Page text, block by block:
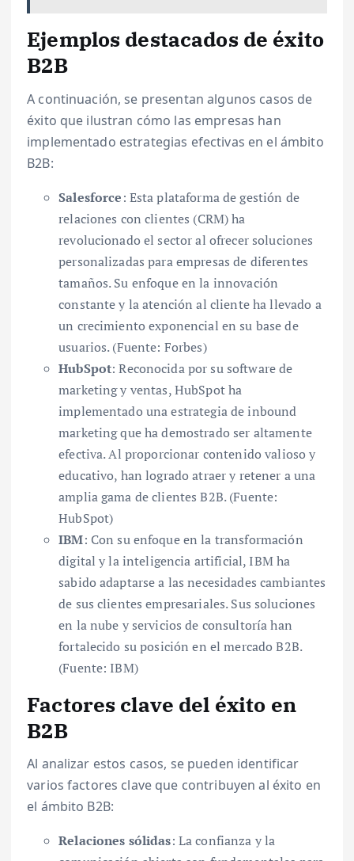
Ejemplos destacados de éxito
B2B
A continuación, se presentan algunos casos de
éxito que ilustran cómo las empresas han
implementado estrategias efectivas en el ámbito
B2B:
Salesforce: Esta plataforma de gestión de
relaciones con clientes (CRM) ha
revolucionado el sector al ofrecer soluciones
personalizadas para empresas de diferentes
tamaños. Su enfoque en la innovación
constante y la atención al cliente ha llevado a
un crecimiento exponencial en su base de
usuarios. (Fuente: Forbes)
HubSpot: Reconocida por su software de
marketing y ventas, HubSpot ha
implementado una estrategia de inbound
marketing que ha demostrado ser altamente
efectiva. Al proporcionar contenido valioso y
educativo, han logrado atraer y retener a una
amplia gama de clientes B2B. (Fuente:
HubSpot)
IBM: Con su enfoque en la transformación
digital y la inteligencia artificial, IBM ha
sabido adaptarse a las necesidades cambiantes
de sus clientes empresariales. Sus soluciones
en la nube y servicios de consultoría han
fortalecido su posición en el mercado B2B.
(Fuente: IBM)
Factores clave del éxito en
B2B
Al analizar estos casos, se pueden identificar
varios factores clave que contribuyen al éxito en
el ámbito B2B:
Relaciones sólidas: La confianza y la